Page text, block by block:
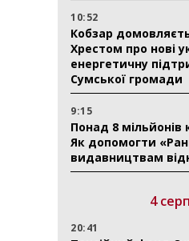
10:52
Кобзар
Хрестом про нові
енергетичну
Сумської громади
9:15
Понад 8 мільйонів
Як допомогти
видавництвам
4
20:41